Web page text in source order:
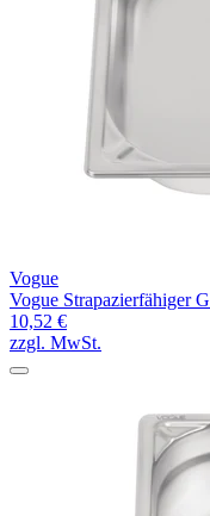
Vogue
Vogue Strapazierfähiger
10,52 €
zzgl. MwSt.